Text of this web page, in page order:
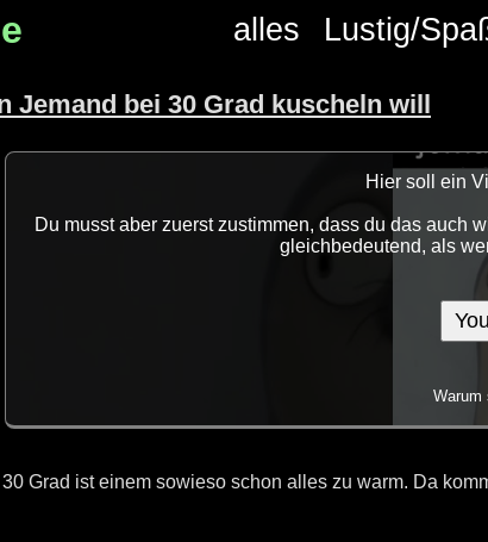
alles Lustig/
Jemand bei 30 Grad kuscheln will
Hier soll ein
Du musst aber zuerst zustimmen, dass du das auch
gleichbedeutend, als
Warum
Grad ist einem sowieso schon alles zu warm. Da